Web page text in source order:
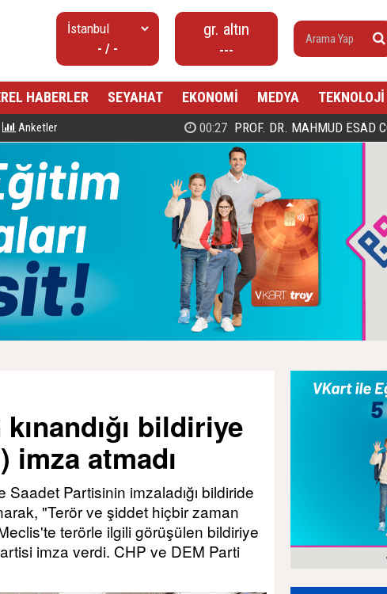
- / -
gr. altın
---
HABERLER SEYAHAT EKONOMİ MEDYA TEKNOLOJİ
Anketler 00:27 PROF. DR. MAHMUD ESAD COŞAN, DOĞUMUNUN
bildiriye
imza atmadı
Partisinin imzaladığı bildiride
"Terör ve şiddet hiçbir zaman
terörle ilgili görüşülen bildiriye
imza verdi. CHP ve DEM Parti